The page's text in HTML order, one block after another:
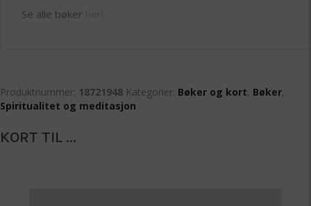
Se alle bøker her!
Produktnummer: 18721948 Kategorier: Bøker og kort, Bøker,
Spiritualitet og meditasjon
KORT TIL ...